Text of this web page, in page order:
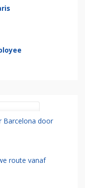
Barcelona door
route vanaf